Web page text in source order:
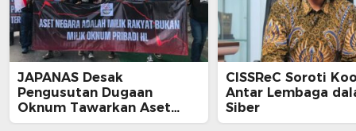
JAPANAS Desak
Pengusutan Dugaan
Oknum Tawarkan Aset
Negara, Minta Pemerintah
CISSReC Soroti
Antar Lembaga
Siber